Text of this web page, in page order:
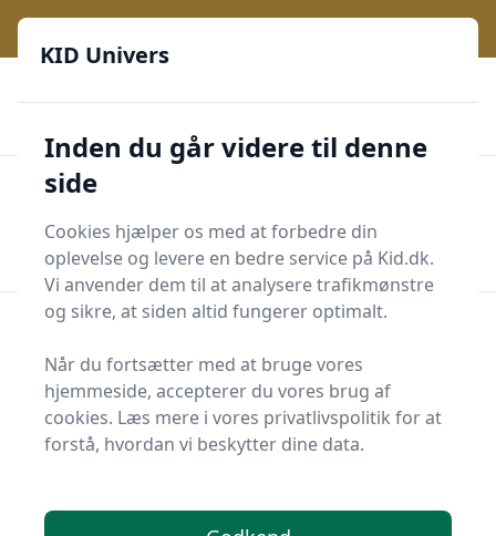
Start søgning
Start søgning
Forside Børn og Familie
Baby og småbørn
Vikler og seler
Fastvikle
KID Univers
Inden du går videre til denne
side
Cookies hjælper os med at forbedre din
oplevelse og levere en bedre service på Kid.dk.
Vi anvender dem til at analysere trafikmønstre
og sikre, at siden altid fungerer optimalt.
Når du fortsætter med at bruge vores
hjemmeside, accepterer du vores brug af
cookies. Læs mere i vores privatlivspolitik for at
forstå, hvordan vi beskytter dine data.